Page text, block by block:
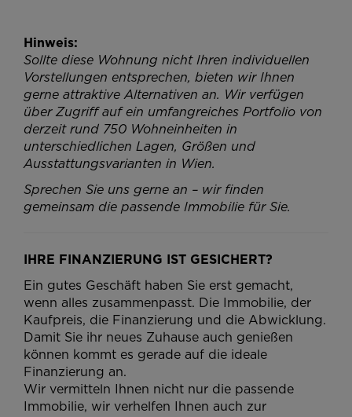
Hinweis:
Sollte diese Wohnung nicht Ihren individuellen
Vorstellungen entsprechen, bieten wir Ihnen
gerne attraktive Alternativen an. Wir verfügen
über Zugriff auf ein umfangreiches Portfolio von
derzeit rund 750 Wohneinheiten in
unterschiedlichen Lagen, Größen und
Ausstattungsvarianten in Wien.
Sprechen Sie uns gerne an – wir finden
gemeinsam die passende Immobilie für Sie.
IHRE FINANZIERUNG IST GESICHERT?
Ein gutes Geschäft haben Sie erst gemacht,
wenn alles zusammenpasst. Die Immobilie, der
Kaufpreis, die Finanzierung und die Abwicklung.
Damit Sie ihr neues Zuhause auch genießen
können kommt es gerade auf die ideale
Finanzierung an.
Wir vermitteln Ihnen nicht nur die passende
Immobilie, wir verhelfen Ihnen auch zur